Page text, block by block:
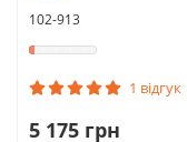
102-913
1 відгук
5 175 грн